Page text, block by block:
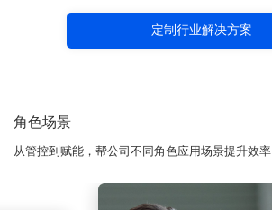
定制行业解决方案
角色场景
从管控到赋能，帮公司不同角色应用场景提升效率